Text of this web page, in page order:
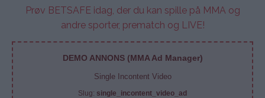
Prøv BETSAFE idag, der du kan spille på MMA og
andre sporter, prematch og LIVE!
DEMO ANNONS (MMA Ad Manager)
Single Incontent Video
Slug: single_incontent_video_ad